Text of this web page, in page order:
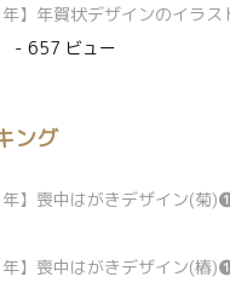
】年賀状デザインのイラ
- 657 ビュー
ング
】喪中はがきデザイン(菊
】喪中はがきデザイン(椿